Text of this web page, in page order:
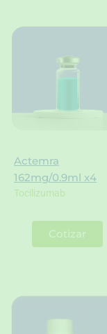
Actemra
162mg/0.9ml x4
Tocilizumab
Cotizar